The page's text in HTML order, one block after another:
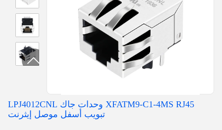
XFATM9-C1-4MS RJ45 وحدات جاك LPJ4012CNL
تبويب أسفل موصل إيثرنت